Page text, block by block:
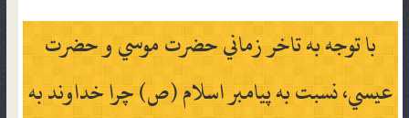
با توجه به تاخر زماني حضرت موسي و حضرت
عيسي، نسبت به پيامبر اسلام (ص) چرا خداوند به